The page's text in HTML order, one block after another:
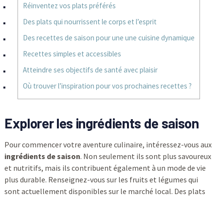
Réinventez vos plats préférés
Des plats qui nourrissent le corps et l’esprit
Des recettes de saison pour une une cuisine dynamique
Recettes simples et accessibles
Atteindre ses objectifs de santé avec plaisir
Où trouver l’inspiration pour vos prochaines recettes ?
Explorer les ingrédients de saison
Pour commencer votre aventure culinaire, intéressez-vous aux
ingrédients de saison. Non seulement ils sont plus savoureux
et nutritifs, mais ils contribuent également à un mode de vie
plus durable. Renseignez-vous sur les fruits et légumes qui
sont actuellement disponibles sur le marché local. Des plats